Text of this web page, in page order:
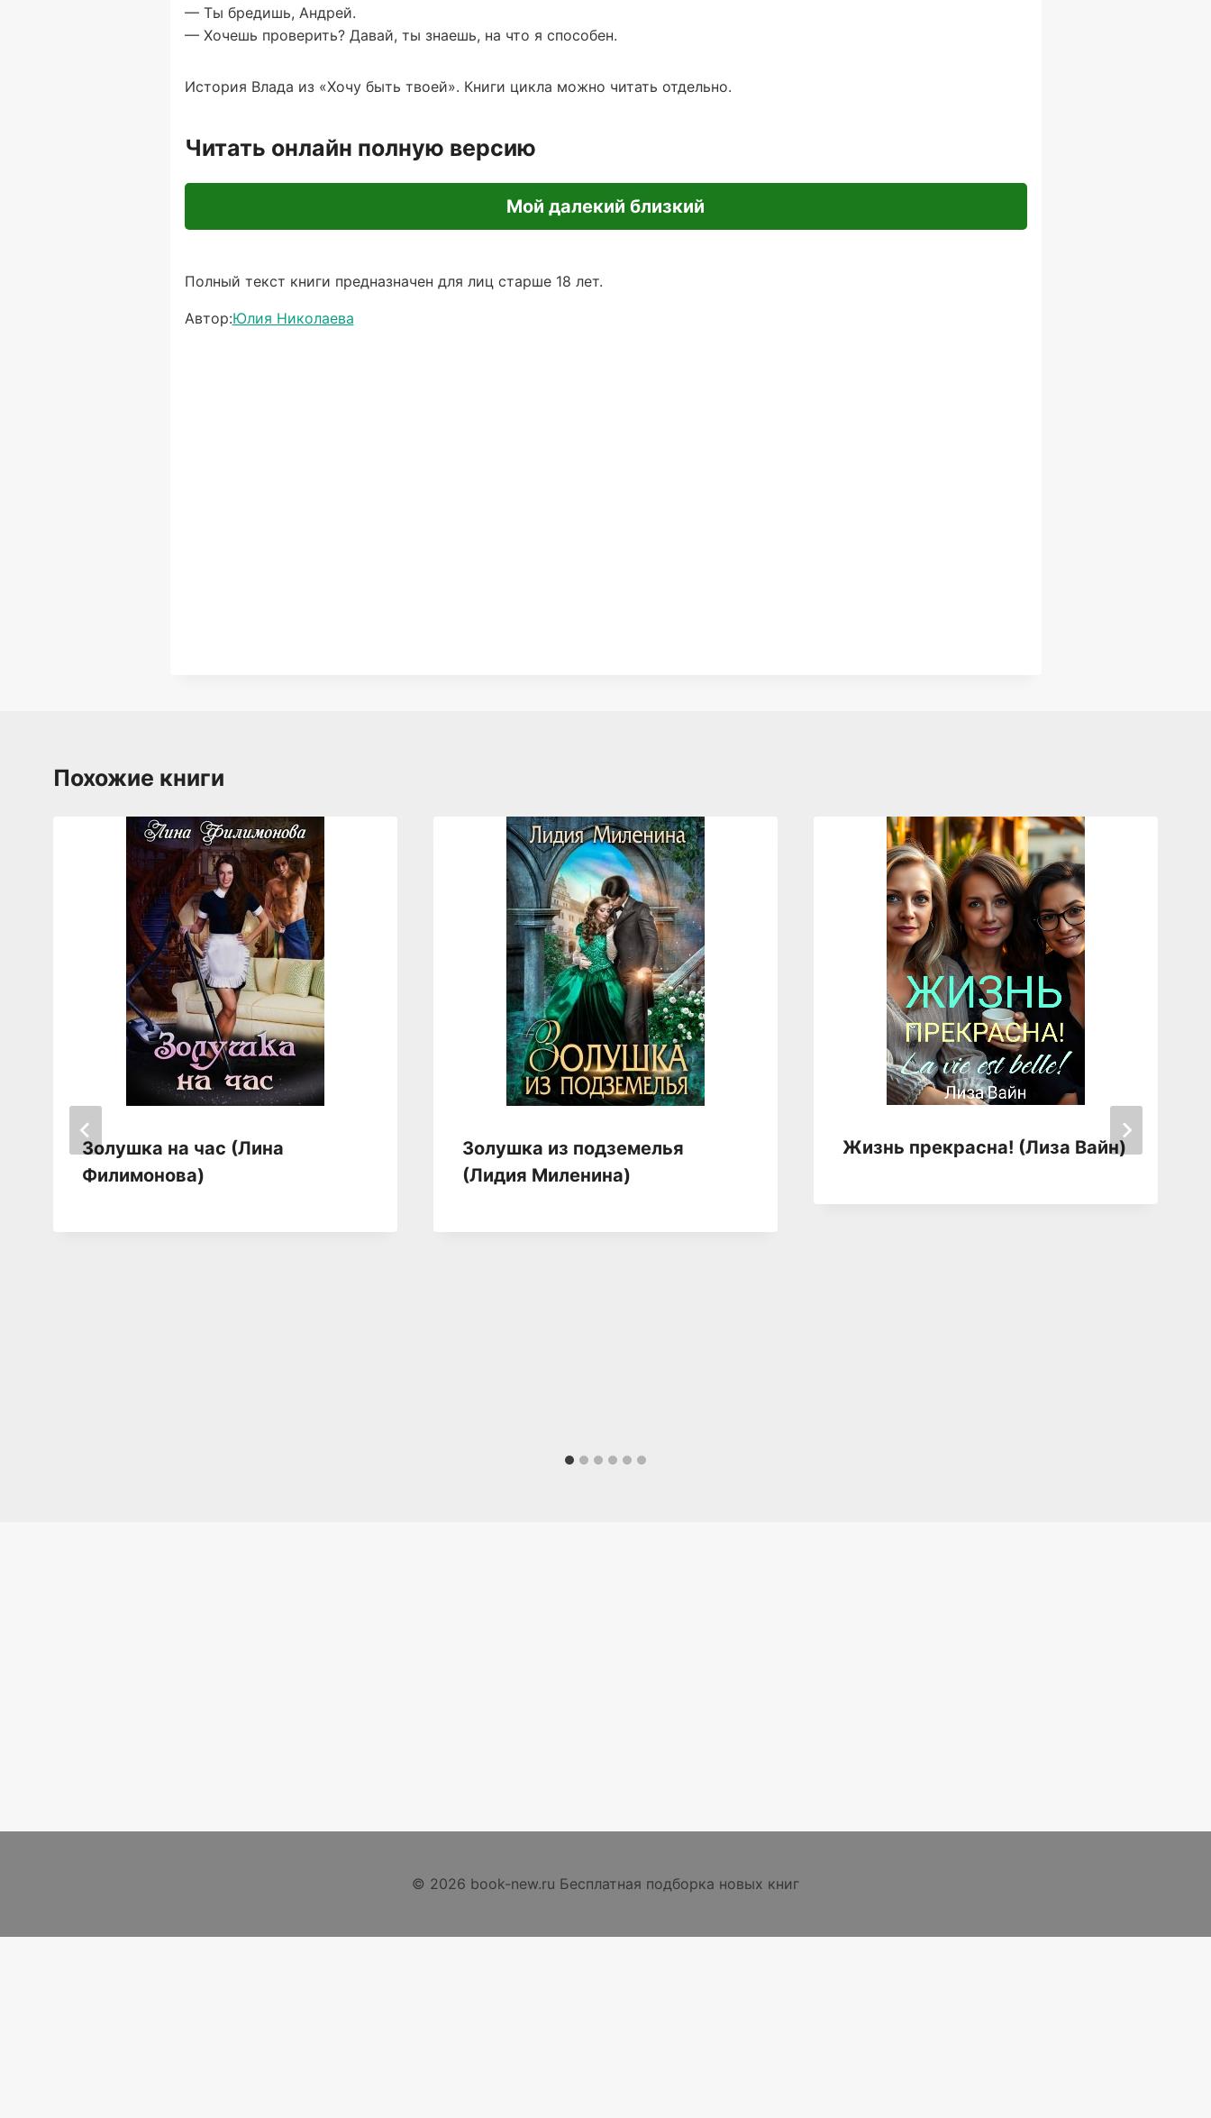
— Ты бредишь, Андрей.
— Хочешь проверить? Давай, ты знаешь, на что я способен.
История Влада из «Хочу быть твоей». Книги цикла можно читать отдельно.
Читать онлайн полную версию
Мой далекий близкий
Полный текст книги предназначен для лиц старше 18 лет.
Автор:Юлия Николаева
Похожие книги
Золушка на час (Лина
Филимонова)
Золушка из подземелья
(Лидия Миленина)
Жизнь прекрасна! (Лиза Вайн)
© 2026 book-new.ru Бесплатная подборка новых книг